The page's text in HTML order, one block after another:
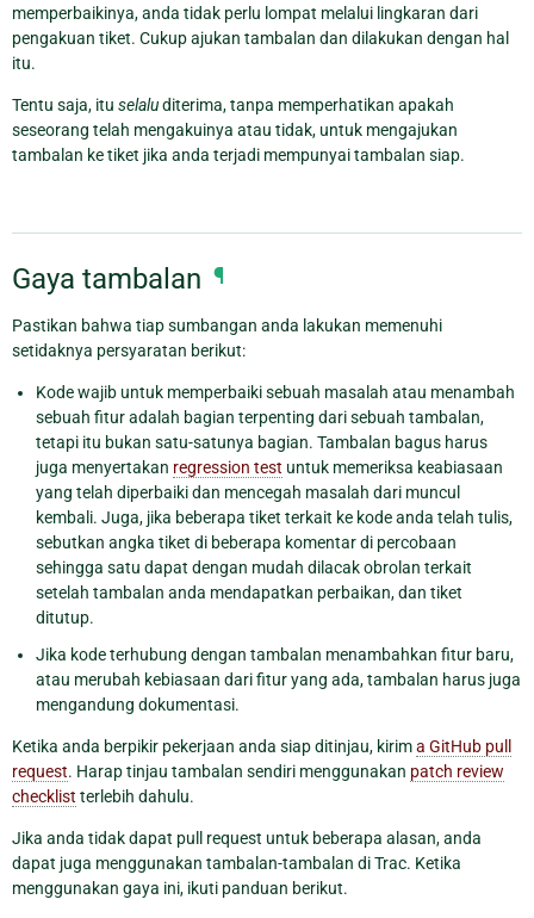
memperbaikinya, anda tidak perlu lompat melalui lingkaran dari
pengakuan tiket. Cukup ajukan tambalan dan dilakukan dengan hal
itu.
Tentu saja, itu selaluditerima, tanpa memperhatikan apakah
seseorang telah mengakuinya atau tidak, untuk mengajukan
tambalan ke tiket jika anda terjadi mempunyai tambalan siap.
Gaya tambalan ¶
Pastikan bahwa tiap sumbangan anda lakukan memenuhi
setidaknya persyaratan berikut:
Kode wajib untuk memperbaiki sebuah masalah atau menambah
sebuah fitur adalah bagian terpenting dari sebuah tambalan,
tetapi itu bukan satu-satunya bagian. Tambalan bagus harus
juga menyertakan regression test untuk memeriksa keabiasaan
yang telah diperbaiki dan mencegah masalah dari muncul
kembali. Juga, jika beberapa tiket terkait ke kode anda telah tulis,
sebutkan angka tiket di beberapa komentar di percobaan
sehingga satu dapat dengan mudah dilacak obrolan terkait
setelah tambalan anda mendapatkan perbaikan, dan tiket
ditutup.
Jika kode terhubung dengan tambalan menambahkan fitur baru,
atau merubah kebiasaan dari fitur yang ada, tambalan harus juga
mengandung dokumentasi.
Ketika anda berpikir pekerjaan anda siap ditinjau, kirima GitHub pull
request. Harap tinjau tambalan sendiri menggunakan patch review
checklist terlebih dahulu.
Jika anda tidak dapat pull request untuk beberapa alasan, anda
dapat juga menggunakan tambalan-tambalan di Trac. Ketika
menggunakan gaya ini, ikuti panduan berikut.